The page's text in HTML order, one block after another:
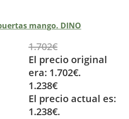
mango. DINO
1.702€
El precio original
era: 1.702€.
1.238€
El precio actual es:
1.238€.